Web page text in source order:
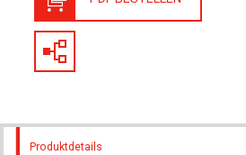
Produktdetails